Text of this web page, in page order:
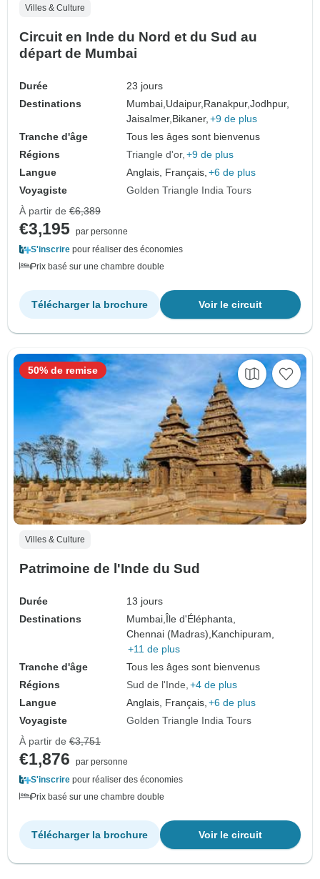
Villes & Culture
Circuit en Inde du Nord et du Sud au
départ de Mumbai
Durée
23 jours
Destinations
Mumbai, Udaipur, Ranakpur,Jodhpur,
Jaisalmer, Bikaner, +9 de plus
Tranche d'âge
Tous les âges sont bienvenus
Régions
Triangle d'or +9 de plus
Langue
Anglais, Français, +6 de plus
Voyagiste
Golden Triangle India Tours
À partir de €6,389
€3,195 par personne
S'inscrire pour réaliser des économies
Prix basé sur une chambre double
Voir le circuit
Télécharger la brochure
Villes & Culture
Patrimoine de l'Inde du Sud
Durée
13 jours
Destinations
Mumbai,Île d'Éléphanta,
Chennai (Madras),Kanchipuram,
+11 de plus
Tranche d'âge
Tous les âges sont bienvenus
Régions
Sud de l'Inde +4 de plus
Langue
Anglais, Français, +6 de plus
Voyagiste
Golden Triangle India Tours
50% de remise
À partir de €3,751
€1,876
par personne
S'inscrire pour réaliser des économies
Prix basé sur une chambre double
Voir le circuit
Télécharger la brochure